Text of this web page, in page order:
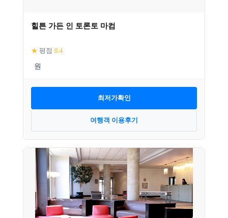
힐튼 가든 인 토론토 마컴
★ 평점 8.4
최저가확인
여행객 이용후기